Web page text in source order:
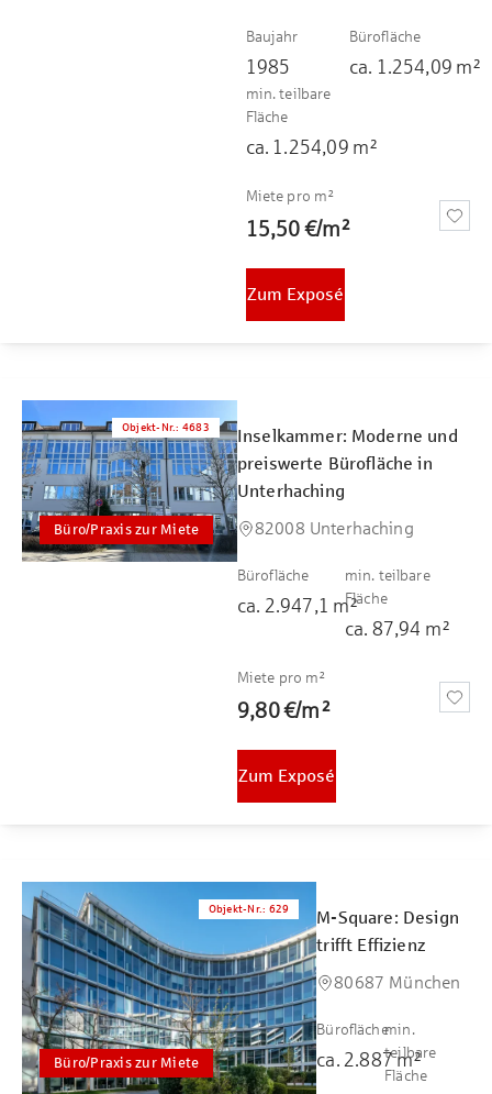
Baujahr
1985
Bürofläche
ca. 1.254,09 m²
min. teilbare
Fläche
ca. 1.254,09 m²
Miete pro m²
15,50 €/m²
Zum Exposé
Büro/Praxis zur Miete
Objekt-Nr.: 4683
Inselkammer: Moderne und
preiswerte Bürofläche in
Unterhaching
82008 Unterhaching
Bürofläche
ca. 2.947,1 m²
min. teilbare
Fläche
ca. 87,94 m²
Miete pro m²
9,80 €/m²
Zum Exposé
Büro/Praxis zur Miete
Objekt-Nr.: 629
M-Square: Design
trifft Effizienz
80687 München
Bürofläche
ca. 2.887m²
min.
teilbare
Fläche